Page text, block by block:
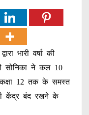
भारी वर्षा की
सोनिका ने कल 10
12 तक के समस्त
केंद्र बंद रखने के